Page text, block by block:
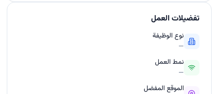
تفضيلات العمل
نوع الوظيفة
—
نمط العمل
—
الموقع المفضل